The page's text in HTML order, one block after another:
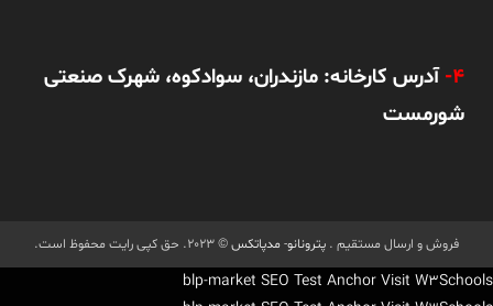
4- آدرس کارخانه: مازندران، سوادکوه، شهرک صنعتی
شورمست
فروش و ارسال مستقیم . پترونانو-مدپاتکس© 2023. حق کپی رایت محفوظ است.
blp-market SEO Test Anchor Visit W3Schools